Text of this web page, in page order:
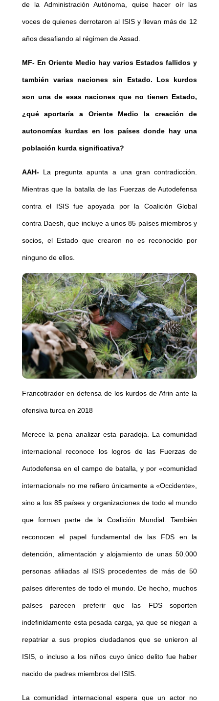
de la Administración Autónoma, quise hacer oír las
voces de quienes derrotaron al ISIS y llevan más de 12
años desafiando al régimen de Assad.
MF- En Oriente Medio hay varios Estados fallidos y
también varias naciones sin Estado. Los kurdos
son una de esas naciones que no tienen Estado,
¿qué aportaría a Oriente Medio la creación de
autonomías kurdas en los países donde hay una
población kurda significativa?
AAH- La pregunta apunta a una gran contradicción.
Mientras que la batalla de las Fuerzas de Autodefensa
contra el ISIS fue apoyada por la Coalición Global
contra Daesh, que incluye a unos 85 países miembros y
socios, el Estado que crearon no es reconocido por
ninguno de ellos.
Francotirador en defensa de los kurdos de Afrin ante la
ofensiva turca en 2018
Merece la pena analizar esta paradoja. La comunidad
internacional reconoce los logros de las Fuerzas de
Autodefensa en el campo de batalla, y por «comunidad
internacional» no me refiero únicamente a «Occidente»,
sino a los 85 países y organizaciones de todo el mundo
que forman parte de la Coalición Mundial. También
reconocen el papel fundamental de las FDS en la
detención, alimentación y alojamiento de unas 50.000
personas afiliadas al ISIS procedentes de más de 50
países diferentes de todo el mundo. De hecho, muchos
países parecen preferir que las FDS soporten
indefinidamente esta pesada carga, ya que se niegan a
repatriar a sus propios ciudadanos que se unieron al
ISIS, o incluso a los niños cuyo único delito fue haber
nacido de padres miembros del ISIS.
La comunidad internacional espera que un actor no